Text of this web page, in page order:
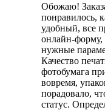
Обожаю!
понравилось,
удобный, все
онлайн-форму,
нужные
Качество
фотобумага
вовремя,
порадовало,
статус.